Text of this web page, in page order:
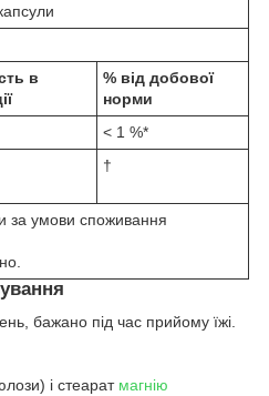
в
% від добової
норми
< 1 %*
†
за умови споживання
бажано під час прийому їжі.
і стеарат магнію